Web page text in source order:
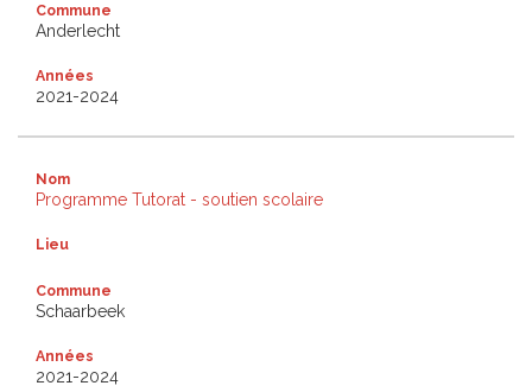
Commune
Anderlecht
Années
2021-2024
Nom
Programme Tutorat - soutien scolaire
Lieu
Commune
Schaarbeek
Années
2021-2024